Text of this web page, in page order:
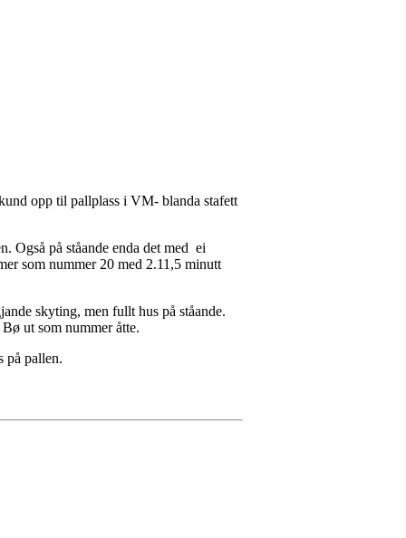
opp til pallplass i VM- blanda stafett
Også på ståande enda det med ei
som nummer 20 med 2.11,5 minutt
skyting, men fullt hus på ståande.
ut som nummer åtte.
på pallen.